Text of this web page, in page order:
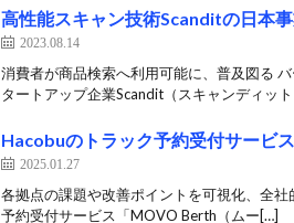
高性能スキャン技術Scanditの日本
2023.08.14
消費者が商品検索へ利用可能に、普及図る
タートアップ企業Scandit（スキャンディッ
Hacobuのトラック予約受付サービ
2025.01.27
各拠点の課題や改善ポイントを可視化、全
予約受付サービス「MOVO Berth（ムー[…]